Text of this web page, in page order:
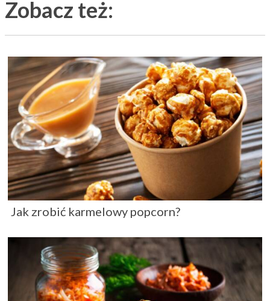
Zobacz też:
Jak zrobić karmelowy popcorn?